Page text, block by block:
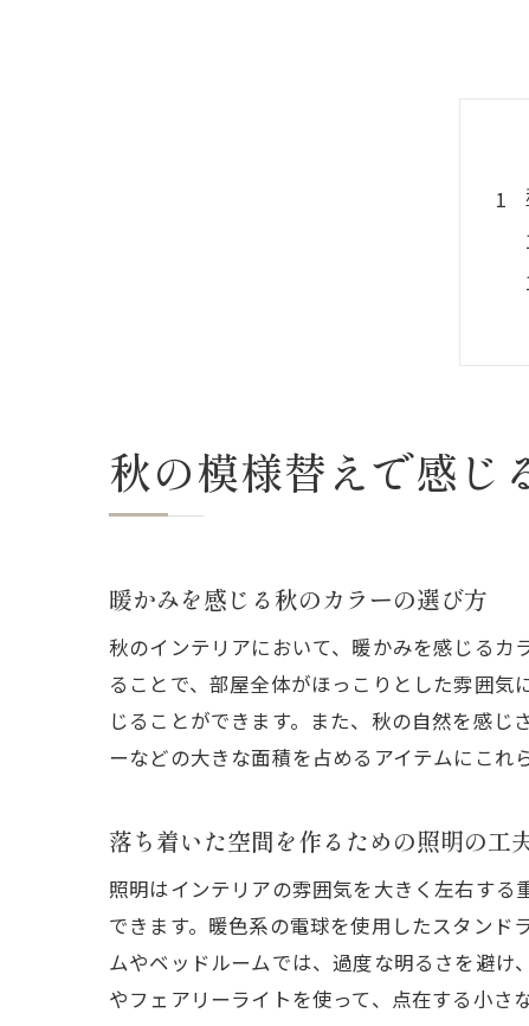
秋の模様替えで感じ
暖かみを感じる秋のカラーの選び方
秋のインテリアにおいて、暖かみを感じるカ
ることで、部屋全体がほっこりとした雰囲
じることができます。また、秋の自然を感
ーなどの大きな面積を占めるアイテムにこれ
落ち着いた空間を作るための照明の工
照明はインテリアの雰囲気を大きく左右す
できます。暖色系の電球を使用したスタンド
ムやベッドルームでは、過度な明るさを避
やフェアリーライトを使って、点在する小さ